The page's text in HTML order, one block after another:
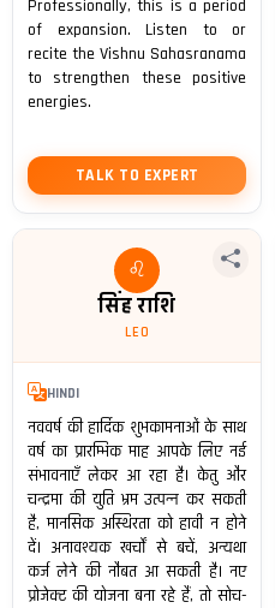
Professionally, this is a period
of expansion. Listen to or
recite the Vishnu Sahasranama
to strengthen these positive
energies.
TALK TO EXPERT
♌
सिंह राशि
LEO
HINDI
नववर्ष की हार्दिक शुभकामनाओं के साथ
वर्ष का प्रारम्भिक माह आपके लिए नई
संभावनाएँ लेकर आ रहा है। केतु और
चन्द्रमा की युति भ्रम उत्पन्न कर सकती
है, मानसिक अस्थिरता को हावी न होने
दें। अनावश्यक खर्चों से बचें, अन्यथा
कर्ज लेने की नौबत आ सकती है। नए
प्रोजेक्ट की योजना बना रहे हैं, तो सोच-